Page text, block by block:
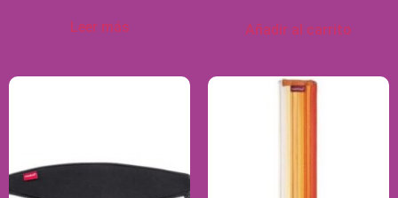
Leer más Añadir al carrito